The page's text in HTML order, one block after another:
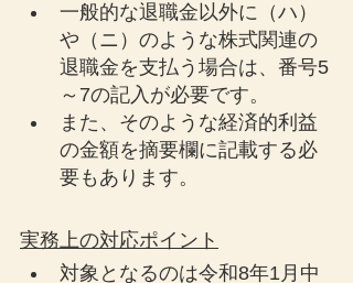
一般的な退職金以外に（ハ）
や（ニ）のような株式関連の
退職金を支払う場合は、番号5
～7の記入が必要です。
また、そのような経済的利益
の金額を摘要欄に記載する必
要もあります。
実務上の対応ポイント
対象となるのは令和8年1月中